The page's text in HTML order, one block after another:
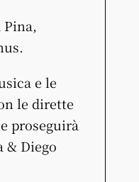
e le
le dirette
proseguirà
& Diego